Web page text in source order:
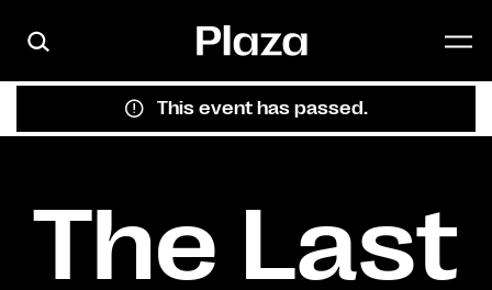
This event has passed.
The Last